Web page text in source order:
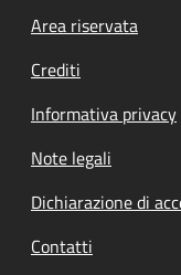
Footer
Area riservata
Crediti
Informativa privacy
Note legali
Dichiarazione di
Contatti